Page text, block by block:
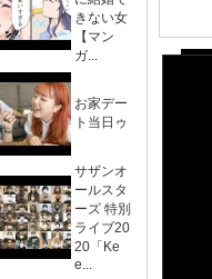
きない女
【マン
ガ...
お家デー
ト当日ゥ
サザンオ
ールスタ
ーズ 特別
ライブ20
20「Ke
e...